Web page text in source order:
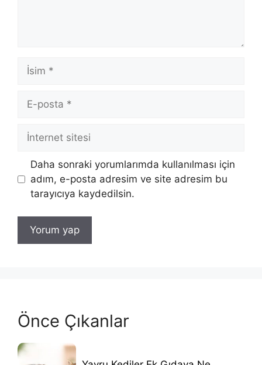
İsim
posta
İnternet
Daha sonraki yorumlarımda kullanılması için
adım, e-posta adresim ve site adresim bu
tarayıcıya kaydedilsin.
Önce Çıkanlar